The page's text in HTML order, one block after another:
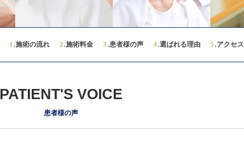
1.施術の流れ 2.施術料金 3.患者様の声 4.選ばれる理由 5.アクセス
PATIENT'S VOICE
患者様の声